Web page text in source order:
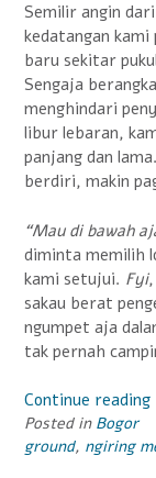
Semilir angin
kedatangan
baru sekitar
Sengaja
menghindari
libur lebaran,
panjang dan
berdiri, makin
“Mau di bawah
diminta memilih
kami setujui. Fyi
sakau berat
ngumpet aja
tak pernah
Continue reading
Posted in Bogor
ground, ngiring